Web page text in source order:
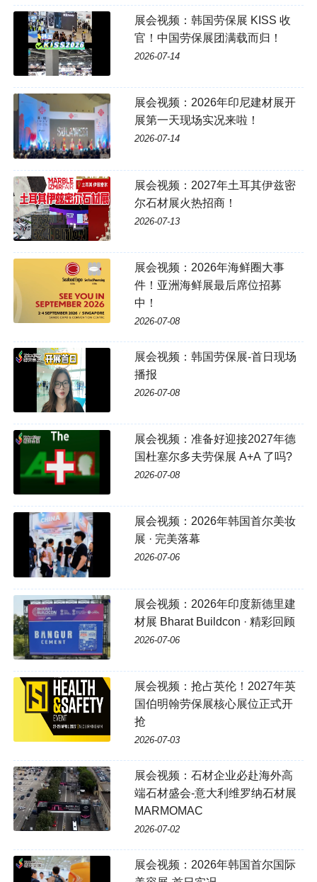
展会视频：韩国劳保展 KISS 收
官！中国劳保展团满载而归！
2026-07-14
展会视频：2026年印尼建材展开
展第一天现场实况来啦！
2026-07-14
展会视频：2027年土耳其伊兹密
尔石材展火热招商！
2026-07-13
展会视频：2026年海鲜圈大事
件！亚洲海鲜展最后席位招募
中！
2026-07-08
展会视频：韩国劳保展-首日现场
播报
2026-07-08
展会视频：准备好迎接2027年德
国杜塞尔多夫劳保展 A+A 了吗?
2026-07-08
展会视频：2026年韩国首尔美妆
展 · 完美落幕
2026-07-06
展会视频：2026年印度新德里建
材展 Bharat Buildcon · 精彩回顾
2026-07-06
展会视频：抢占英伦！2027年英
国伯明翰劳保展核心展位正式开
抢
2026-07-03
展会视频：石材企业必赴海外高
端石材盛会-意大利维罗纳石材展
MARMOMAC
2026-07-02
展会视频：2026年韩国首尔国际